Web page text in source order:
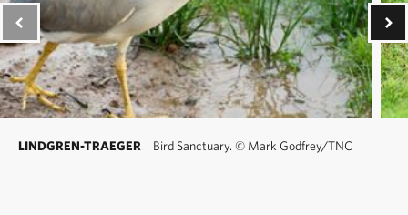
LINDGREN-TRAEGER Bird Sanctuary. © Mark Godfrey/TNC